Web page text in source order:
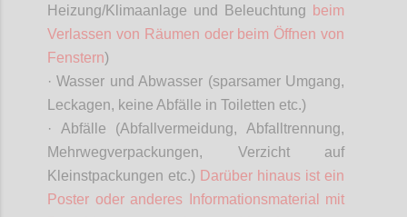
Heizung/Klimaanlage und Beleuchtung beim
Verlassen von Räumen oder beim Öffnen von
Fenstern)
· Wasser und Abwasser (sparsamer Umgang,
Leckagen, keine Abfälle in Toiletten etc.)
· Abfälle (Abfallvermeidung, Abfalltrennung,
Mehrwegverpackungen, Verzicht auf
Kleinstpackungen etc.) Darüber hinaus ist ein
Poster oder anderes Informationsmaterial mit